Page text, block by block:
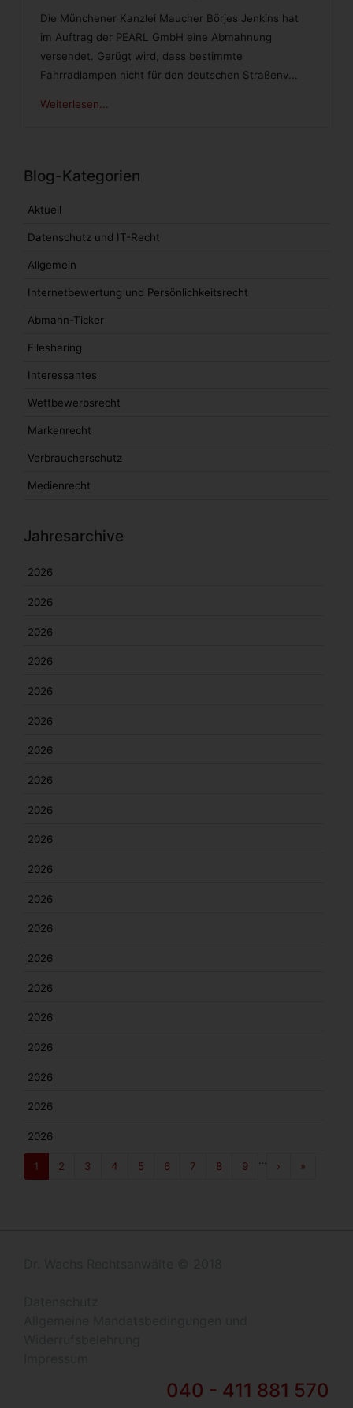
Die Münchener Kanzlei Maucher Börjes Jenkins hat
im Auftrag der PEARL GmbH eine Abmahnung
versendet. Gerügt wird, dass bestimmte
Fahrradlampen nicht für den deutschen Straßenv...
Weiterlesen...
Blog-Kategorien
Aktuell
Datenschutz und IT-Recht
Allgemein
Internetbewertung und Persönlichkeitsrecht
Abmahn-Ticker
Filesharing
Interessantes
Wettbewerbsrecht
Markenrecht
Verbraucherschutz
Medienrecht
Jahresarchive
2026
2026
2026
2026
2026
2026
2026
2026
2026
2026
2026
2026
2026
2026
2026
2026
2026
2026
2026
2026
Seitennummerierung
Aktuelle
Seite
1 Page
2 Page
3 Page
4 Page
5 Page
6 Page
7 Page
8 Page
9 … › »
040 - 411 881 570